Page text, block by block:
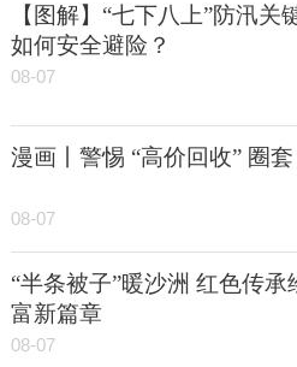
【图解】“七下八上”防汛关
如何安全避险？
08-07
漫画丨警惕 “高价回收” 圈套
08-07
“半条被子”暖沙洲 红色传承
富新篇章
08-07